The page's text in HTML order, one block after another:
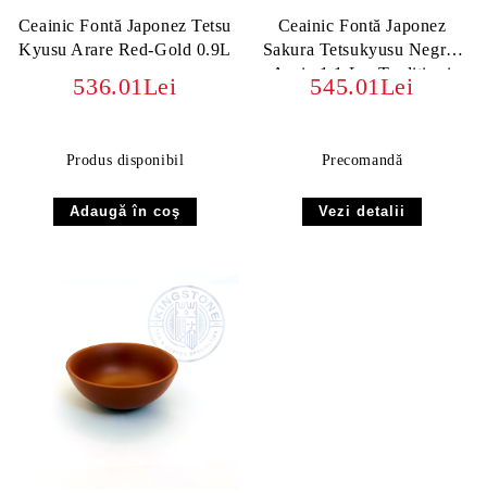
Ceainic Fontă Japonez Tetsu
Kyusu Arare Red-Gold 0.9L
536.01Lei
Produs disponibil
Ceainic Fontă Japonez
Sakura Tetsukyusu Negru-
Auriu 1.1 L – Tradiție și
Eleganță Niponă
545.01Lei
Precomandă
Vezi detalii